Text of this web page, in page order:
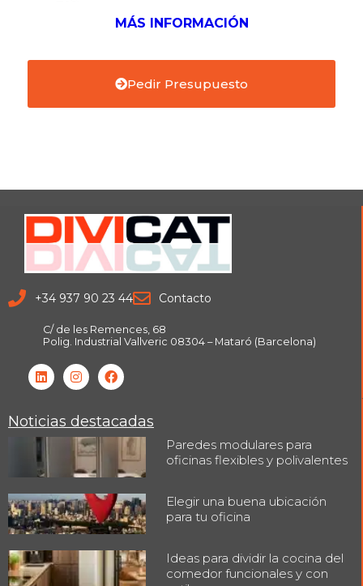
MÁS INFORMACIÓN
Pedir Presupuesto
+34 937 90 23 44 Contacto
C/ de les Remences, 68
Polig. Industrial Vallveric 08304 – Mataró (Barcelona)
Noticias destacadas
Paredes modulares para
oficinas flexibles y polivalentes
Elegir una buena ubicación
para tu oficina
Ideas para dividir la cocina del
comedor funcionales y con